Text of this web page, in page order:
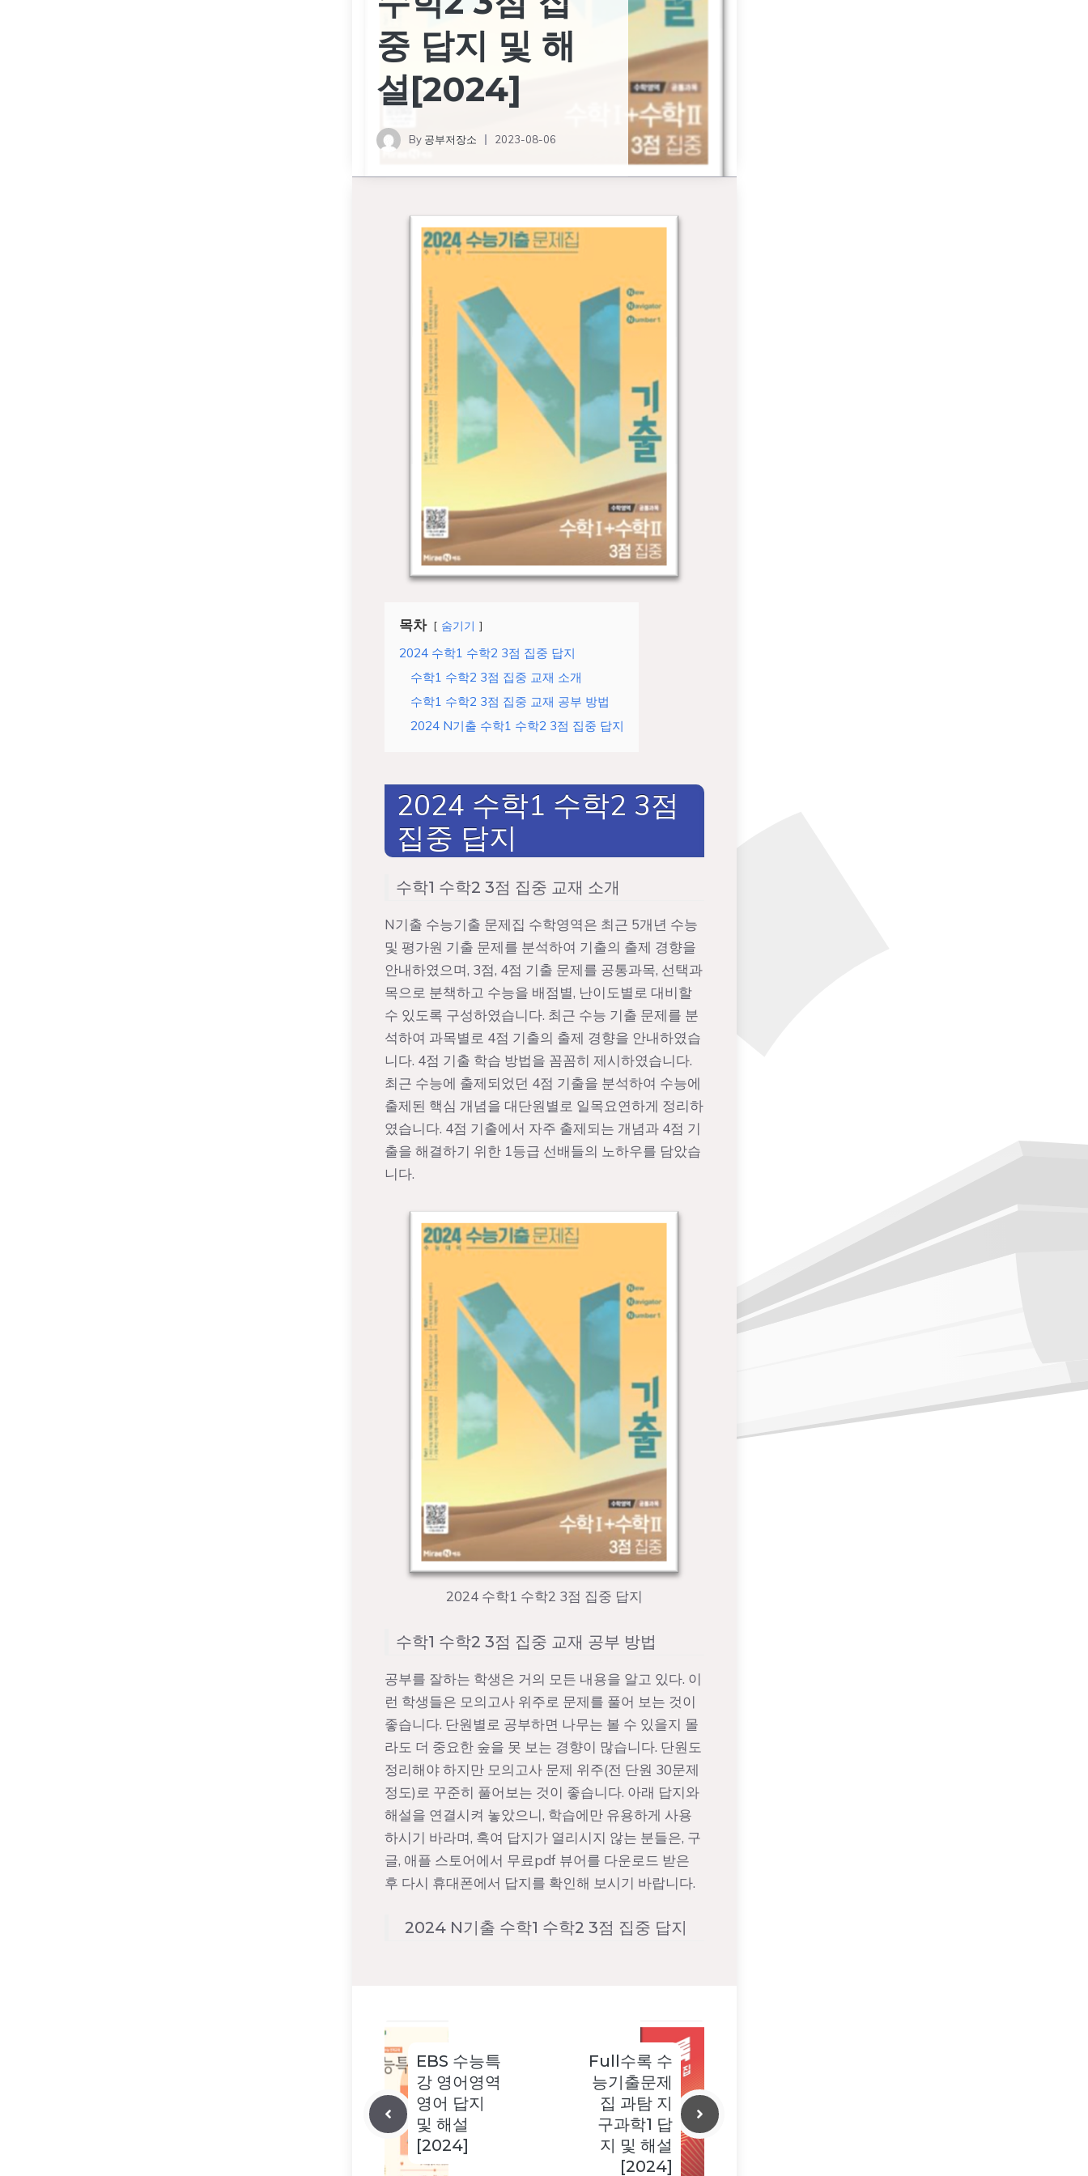
중 답지 및 해
설[2024]
By 공부저장소 2023-08-06
목차 숨기기
2024 수학1 수학2 3점 집중 답지
수학1 수학2 3점 집중 교재 소개
수학1 수학2 3점 집중 교재 공부 방법
2024 N기출 수학1 수학2 3점 집중 답지
2024 수학1 수학2 3점
집중 답지
수학1 수학2 3점 집중 교재 소개
N기출 수능기출 문제집 수학영역은 최근 5개년 수능
및 평가원 기출 문제를 분석하여 기출의 출제 경향을
안내하였으며, 3점, 4점 기출 문제를 공통과목, 선택과
목으로 분책하고 수능을 배점별, 난이도별로 대비할
수 있도록 구성하였습니다. 최근 수능 기출 문제를 분
석하여 과목별로 4점 기출의 출제 경향을 안내하였습
니다. 4점 기출 학습 방법을 꼼꼼히 제시하였습니다.
최근 수능에 출제되었던 4점 기출을 분석하여 수능에
출제된 핵심 개념을 대단원별로 일목요연하게 정리하
였습니다. 4점 기출에서 자주 출제되는 개념과 4점 기
출을 해결하기 위한 1등급 선배들의 노하우를 담았습
니다.
2024 수학1 수학2 3점 집중 답지
수학1 수학2 3점 집중 교재 공부 방법
공부를 잘하는 학생은 거의 모든 내용을 알고 있다. 이
런 학생들은 모의고사 위주로 문제를 풀어 보는 것이
좋습니다. 단원별로 공부하면 나무는 볼 수 있을지 몰
라도 더 중요한 숲을 못 보는 경향이 많습니다. 단원도
정리해야 하지만 모의고사 문제 위주(전 단원 30문제
정도)로 꾸준히 풀어보는 것이 좋습니다. 아래 답지와
해설을 연결시켜 놓았으니, 학습에만 유용하게 사용
하시기 바라며, 혹여 답지가 열리시지 않는 분들은, 구
글, 애플 스토어에서 무료pdf 뷰어를 다운로드 받은
후 다시 휴대폰에서 답지를 확인해 보시기 바랍니다.
2024 N기출 수학1 수학2 3점 집중 답지
EBS 수능특
강 영어영역
영어 답지
및 해설
[2024]
Full수록 수
능기출문제
집 과탐 지
구과학1 답
지 및 해설
[2024]